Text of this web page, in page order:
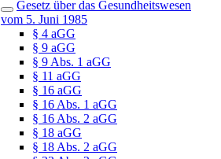
Gesetz über das Gesundheitswesen
vom 5. Juni 1985
§ 4 aGG
§ 9 aGG
§ 9 Abs. 1 aGG
§ 11 aGG
§ 16 aGG
§ 16 Abs. 1 aGG
§ 16 Abs. 2 aGG
§ 18 aGG
§ 18 Abs. 2 aGG